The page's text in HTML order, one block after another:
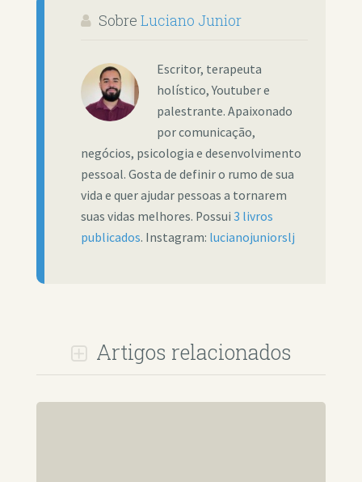
Sobre Luciano Junior
Escritor, terapeuta
holístico, Youtuber e
palestrante. Apaixonado
por comunicação,
negócios, psicologia e desenvolvimento
pessoal. Gosta de definir o rumo de sua
vida e quer ajudar pessoas a tornarem
suas vidas melhores. Possui 3 livros
publicados. Instagram: lucianojuniorslj
Artigos relacionados